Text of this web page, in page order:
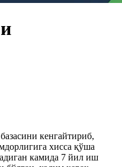
кенгайтириб,
хисса қўша
камида 7 йил иш